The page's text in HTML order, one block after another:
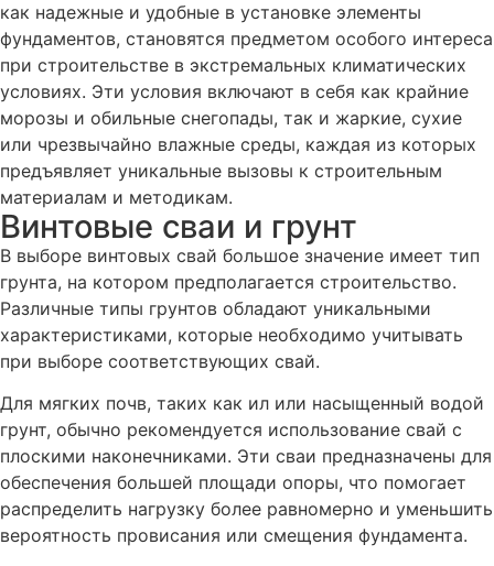
как надежные и удобные в установке элементы
фундаментов, становятся предметом особого интереса
при строительстве в экстремальных климатических
условиях. Эти условия включают в себя как крайние
морозы и обильные снегопады, так и жаркие, сухие
или чрезвычайно влажные среды, каждая из которых
предъявляет уникальные вызовы к строительным
материалам и методикам.
Винтовые сваи и грунт
В выборе винтовых свай большое значение имеет тип
грунта, на котором предполагается строительство.
Различные типы грунтов обладают уникальными
характеристиками, которые необходимо учитывать
при выборе соответствующих свай.
Для мягких почв, таких как ил или насыщенный водой
грунт, обычно рекомендуется использование свай с
плоскими наконечниками. Эти сваи предназначены для
обеспечения большей площади опоры, что помогает
распределить нагрузку более равномерно и уменьшить
вероятность провисания или смещения фундамента.